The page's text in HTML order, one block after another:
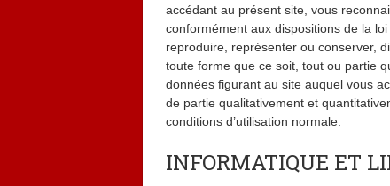
accédant au présent site, vous
conformément aux dispositions de la
reproduire, représenter ou conserver,
toute forme que ce soit, tout ou partie
données figurant au site auquel vous
de partie qualitativement et
conditions d’utilisation normale.
INFORMATIQUE ET